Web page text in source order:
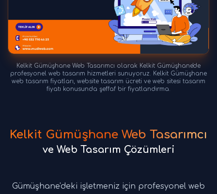
Kelkit Gümüşhane Web Tasarımcı olarak Kelkit Gümüşhane'de
profesyonel web tasarım hizmetleri sunuyoruz. Kelkit Gümüşhane
web tasarım fiyatları, website tasarım ücreti ve web sitesi tasarım
fiyatı konusunda şeffaf bir fiyatlandırma.
Kelkit Gümüşhane Web Tasarımcı
ve Web Tasarım Çözümleri
Gümüşhane'deki işletmeniz için profesyonel web